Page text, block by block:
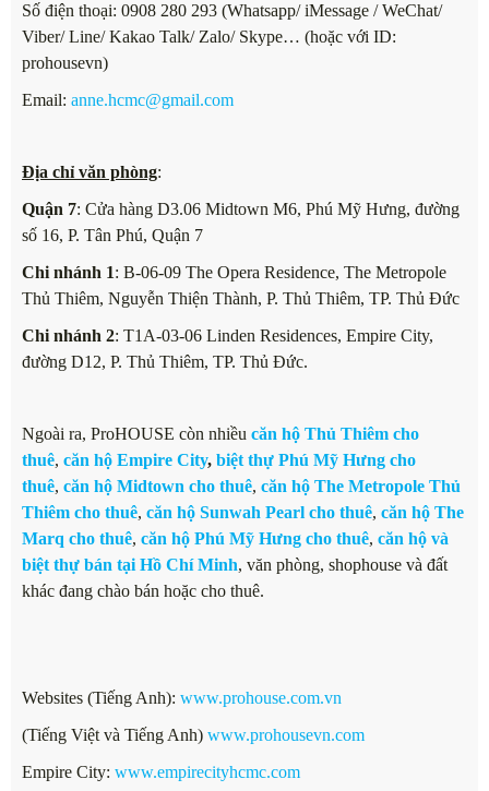
Số điện thoại: 0908 280 293 (Whatsapp/ iMessage / WeChat/
Viber/ Line/ Kakao Talk/ Zalo/ Skype… (hoặc với ID:
prohousevn)
Email: anne.hcmc@gmail.com
Địa chỉ văn phòng:
Quận 7: Cửa hàng D3.06 Midtown M6, Phú Mỹ Hưng, đường
số 16, P. Tân Phú, Quận 7
Chi nhánh 1: B-06-09 The Opera Residence, The Metropole
Thủ Thiêm, Nguyễn Thiện Thành, P. Thủ Thiêm, TP. Thủ Đức
Chi nhánh 2: T1A-03-06 Linden Residences, Empire City,
đường D12, P. Thủ Thiêm, TP. Thủ Đức.
Ngoài ra, ProHOUSE còn nhiều căn hộ Thủ Thiêm cho
thuê, căn hộ Empire City, biệt thự Phú Mỹ Hưng cho
thuê, căn hộ Midtown cho thuê, căn hộ The Metropole Thủ
Thiêm cho thuê, căn hộ Sunwah Pearl cho thuê, căn hộ The
Marq cho thuê, căn hộ Phú Mỹ Hưng cho thuê, căn hộ và
biệt thự bán tại Hồ Chí Minh, văn phòng, shophouse và đất
khác đang chào bán hoặc cho thuê.
Websites (Tiếng Anh): www.prohouse.com.vn
(Tiếng Việt và Tiếng Anh) www.prohousevn.com
Empire City: www.empirecityhcmc.com